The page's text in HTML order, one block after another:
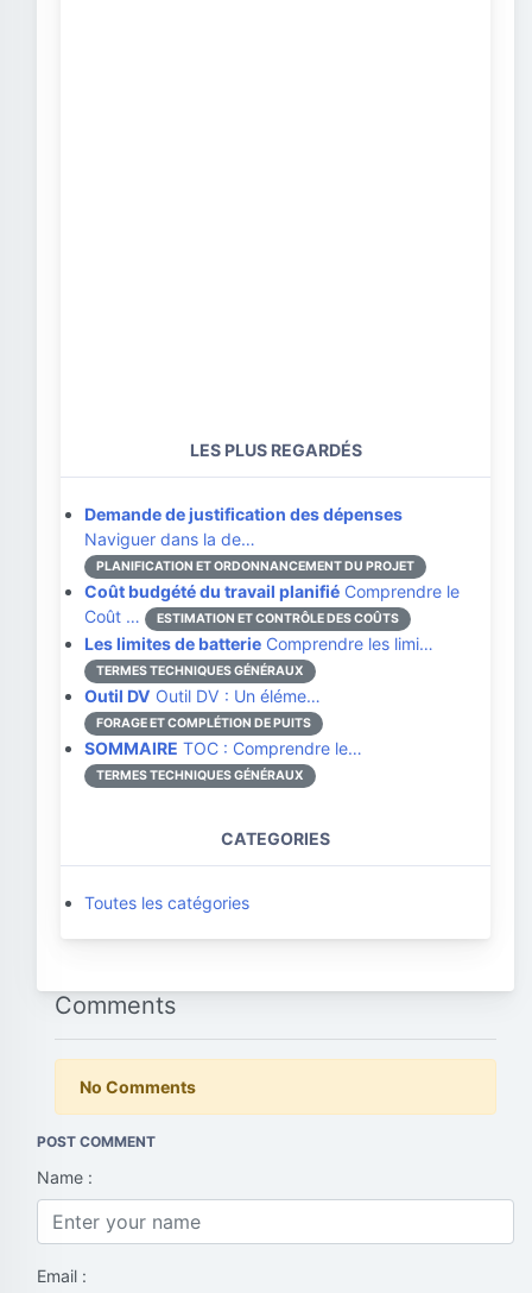
LES PLUS REGARDÉS
Demande de justification des dépenses
Naviguer dans la de…
PLANIFICATION ET ORDONNANCEMENT DU PROJET
Coût budgété du travail planifié Comprendre le
Coût …
ESTIMATION ET CONTRÔLE DES COÛTS
Les limites de batterie Comprendre les limi…
TERMES TECHNIQUES GÉNÉRAUX
Outil DV Outil DV : Un éléme…
FORAGE ET COMPLÉTION DE PUITS
SOMMAIRE TOC : Comprendre le…
TERMES TECHNIQUES GÉNÉRAUX
CATEGORIES
Toutes les catégories
Comments
No Comments
POST COMMENT
Name :
Email :